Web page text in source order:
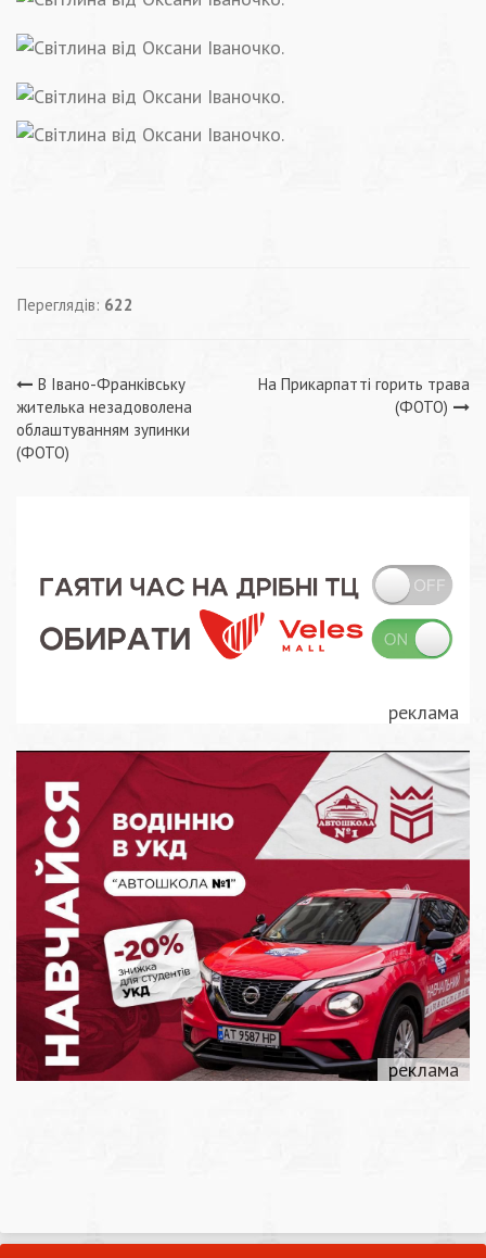
Переглядів: 622
Навігація
записів
В Івано-Франківську
жителька незадоволена
облаштуванням зупинки
(ФОТО)
На Прикарпатті горить трава
(ФОТО)